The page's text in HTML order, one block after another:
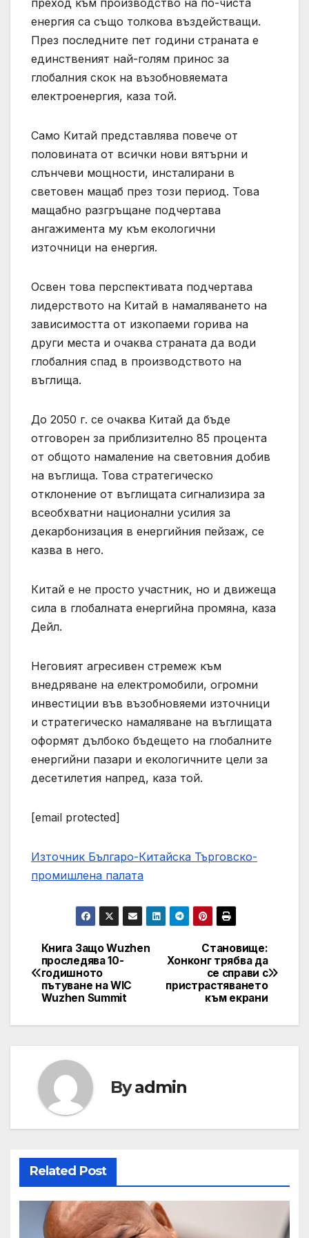
енергия са също толкова въздействащи.
През последните пет години страната е
единственият най-голям принос за
глобалния скок на възобновяемата
електроенергия, каза той.
Само Китай представлява повече от
половината от всички нови вятърни и
слънчеви мощности, инсталирани в
световен мащаб през този период. Това
мащабно разгръщане подчертава
ангажимента му към екологични
източници на енергия.
Освен това перспективата подчертава
лидерството на Китай в намаляването на
зависимостта от изкопаеми горива на
други места и очаква страната да води
глобалния спад в производството на
въглища.
До 2050 г. се очаква Китай да бъде
отговорен за приблизително 85 процента
от общото намаление на световния добив
на въглища. Това стратегическо
отклонение от въглищата сигнализира за
всеобхватни национални усилия за
декарбонизация в енергийния пейзаж, се
казва в него.
Китай е не просто участник, но и движеща
сила в глобалната енергийна промяна, каза
Дейл.
Неговият агресивен стремеж към
внедряване на електромобили, огромни
инвестиции във възобновяеми източници
и стратегическо намаляване на въглищата
оформят дълбоко бъдещето на глобалните
енергийни пазари и екологичните цели за
десетилетия напред, каза той.
[email protected]
Източник Българо-Китайска Търговско-
промишлена палaта
Навигация
Становище:
Хонконг трябва да
се справи с
пристрастяването
към екрани
Книга Защо Wuzhen
проследява 10-
годишното
пътуване на WIC
Wuzhen Summit
Byadmin
Related Post